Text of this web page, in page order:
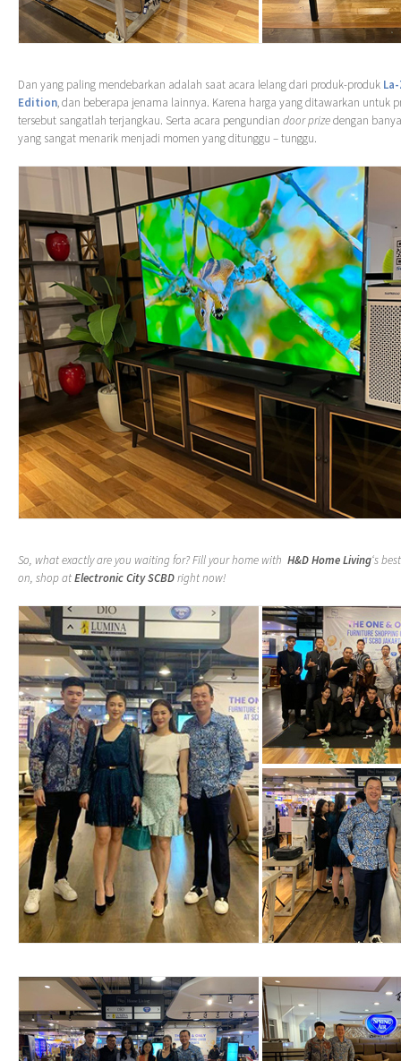
Dan yang paling mendebarkan adalah saat acara lelang dari produk-produk
Edition, dan beberapa jenama lainnya. Karena harga yang ditawarkan untuk
tersebut sangatlah terjangkau. Serta acara pengundian door prizedengan
yang sangat menarik menjadi momen yang ditunggu – tunggu.
So, what exactly are you waiting for? Fill your home with H&D Home Living‘s
on, shop atElectronic City SCBDright now!